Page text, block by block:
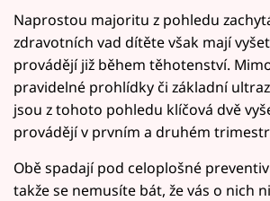
Naprostou majoritu z pohledu
zdravotních vad dítěte však mají
provádějí již během těhotenství.
pravidelné prohlídky či základní
jsou z tohoto pohledu klíčová dvě
provádějí v prvním a druhém
Obě spadají pod celoplošné
takže se nemusíte bát, že vás o nich